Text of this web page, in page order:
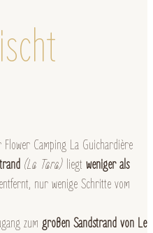
Camping La Guichardière
(La Tara) liegt weniger als
nur wenige Schritte vom
zum großen Sandstrand von Le